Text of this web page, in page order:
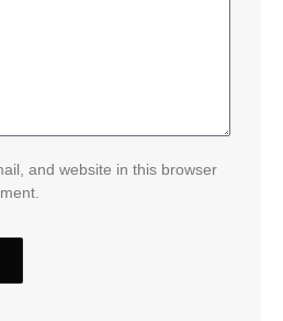
and website in this browser